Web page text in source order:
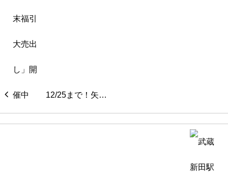
12/25まで！矢…